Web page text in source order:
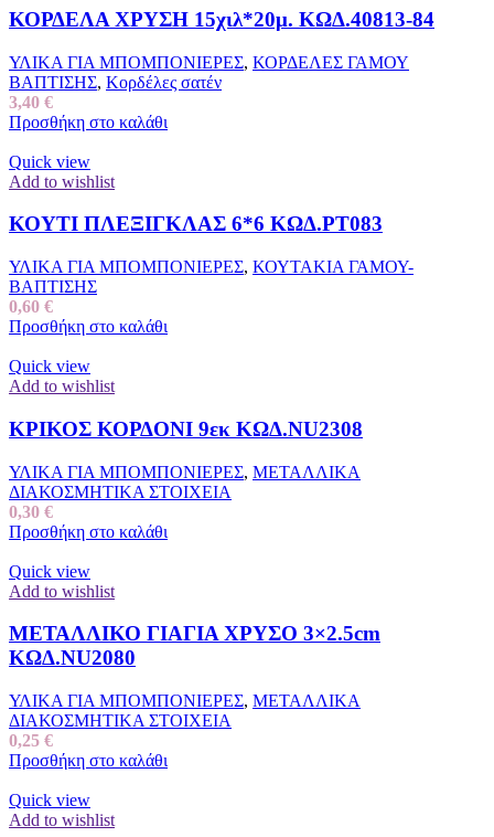
ΚΟΡΔΕΛΑ ΧΡΥΣΗ 15χιλ*20μ. ΚΩΔ.40813-84
ΥΛΙΚΑ ΓΙΑ ΜΠΟΜΠΟΝΙΕΡΕΣ, ΚΟΡΔΕΛΕΣ ΓΑΜΟΥ
ΒΑΠΤΙΣΗΣ, Κορδέλες σατέν
3,40 €
Προσθήκη στο καλάθι
Quick view
Add to wishlist
ΚΟΥΤΙ ΠΛΕΞΙΓΚΛΑΣ 6*6 ΚΩΔ.ΡΤ083
ΥΛΙΚΑ ΓΙΑ ΜΠΟΜΠΟΝΙΕΡΕΣ, ΚΟΥΤΑΚΙΑ ΓΑΜΟΥ-
ΒΑΠΤΙΣΗΣ
0,60 €
Προσθήκη στο καλάθι
Quick view
Add to wishlist
ΚΡΙΚΟΣ ΚΟΡΔΟΝΙ 9εκ ΚΩΔ.NU2308
ΥΛΙΚΑ ΓΙΑ ΜΠΟΜΠΟΝΙΕΡΕΣ, ΜΕΤΑΛΛΙΚΑ
ΔΙΑΚΟΣΜΗΤΙΚΑ ΣΤΟΙΧΕΙΑ
0,30 €
Προσθήκη στο καλάθι
Quick view
Add to wishlist
ΜΕΤΑΛΛΙΚΟ ΓΙΑΓΙΑ ΧΡΥΣΟ 3×2.5cm
ΚΩΔ.NU2080
ΥΛΙΚΑ ΓΙΑ ΜΠΟΜΠΟΝΙΕΡΕΣ, ΜΕΤΑΛΛΙΚΑ
ΔΙΑΚΟΣΜΗΤΙΚΑ ΣΤΟΙΧΕΙΑ
0,25 €
Προσθήκη στο καλάθι
Quick view
Add to wishlist